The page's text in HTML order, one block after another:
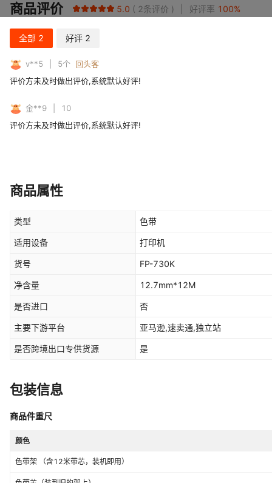
商品评价 5.0 2条评价 好评率 100%
全部 2 好评 2
v**5 5个 回头客
评价方未及时做出评价,系统默认好评!
金**9
10
评价方未及时做出评价,系统默认好评!
商品属性
类型 色带
适用设备 打印机
货号 FP-730K
净含量 12.7mm*12M
是否进口 否
主要下游平台 亚马逊,速卖通,独立站
是否跨境出口专供货源 是
包装信息
商品件重尺
颜色
色带架 （含12米带芯，装机即用）